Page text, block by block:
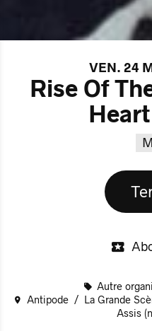
VEN. 24
Rise Of
Autre
Antipode
La Grande
Assis